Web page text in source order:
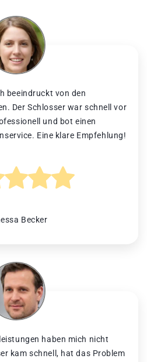
beeindruckt von den
Der Schlosser war schnell vor
und bot einen
Eine klare Empfehlung!
Becker
haben mich nicht
kam schnell, hat das Problem